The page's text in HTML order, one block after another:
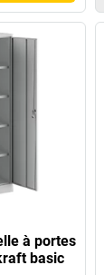
à portes
basic